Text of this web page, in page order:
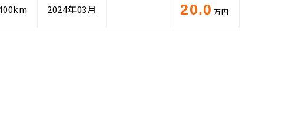
2024年03月 20.0 万円